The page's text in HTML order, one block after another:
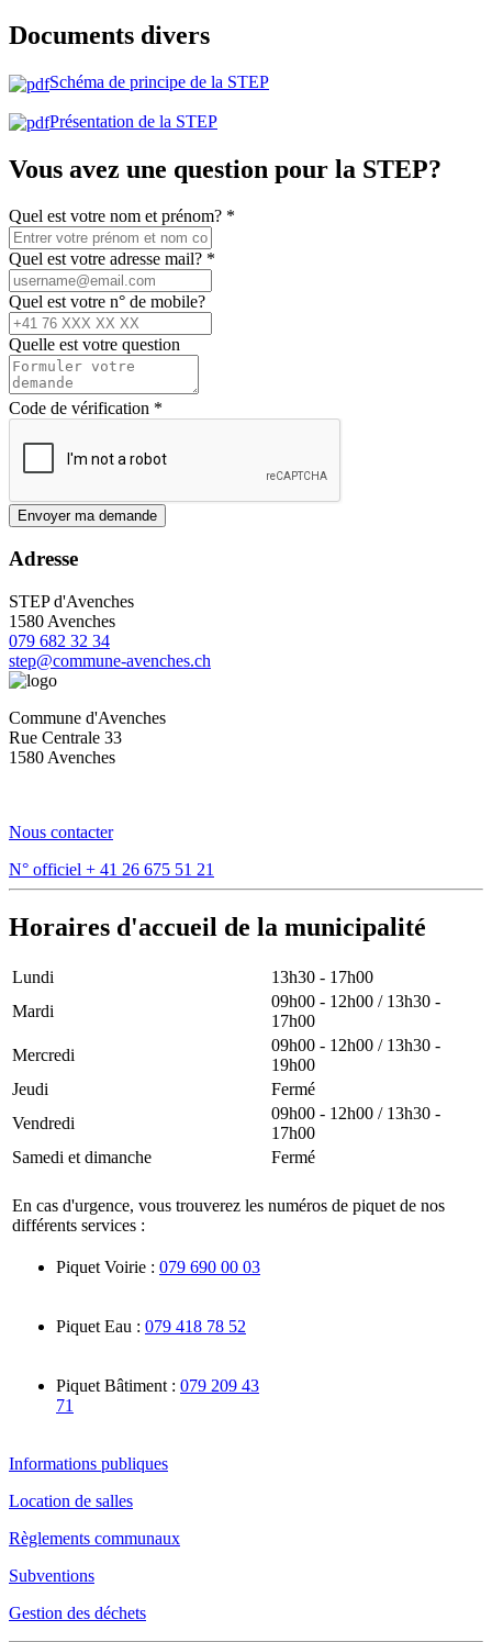
Documents divers
Schéma de principe de la STEP
Présentation de la STEP
Vous avez une question pour la STEP?
Quel est votre nom et prénom? *
Quel est votre adresse mail? *
Quel est votre n° de mobile?
Quelle est votre question
Code de vérification *
Envoyer ma demande
Adresse
STEP d'Avenches
1580 Avenches
079 682 32 34
step@commune-avenches.ch
Commune d'Avenches
Rue Centrale 33
1580 Avenches
Nous contacter
N° officiel + 41 26 675 51 21
Horaires d'accueil de la municipalité
Lundi
13h30 - 17h00
Mardi
09h00 - 12h00 / 13h30 -
17h00
Mercredi
09h00 - 12h00 / 13h30 -
19h00
Jeudi
Fermé
Vendredi
09h00 - 12h00 / 13h30 -
17h00
Samedi et dimanche
Fermé
En cas d'urgence, vous trouverez les numéros de piquet de nos
différents services :
Piquet Voirie : 079 690 00 03
Piquet Eau : 079 418 78 52
Piquet Bâtiment : 079 209 43
71
Informations publiques
Location de salles
Règlements communaux
Subventions
Gestion des déchets